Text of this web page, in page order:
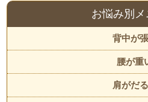
お悩み別
背中が
腰が重
肩がだ